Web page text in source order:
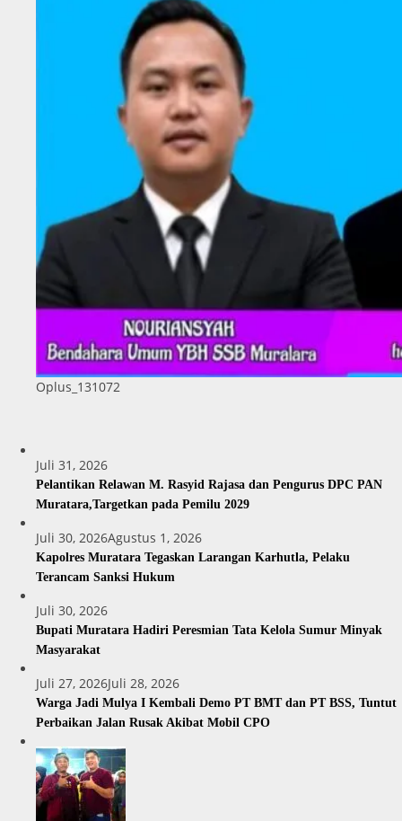
Oplus_131072
Juli 31, 2026
Pelantikan Relawan M. Rasyid Rajasa dan Pengurus DPC PAN
Muratara,Targetkan pada Pemilu 2029
Juli 30, 2026Agustus 1, 2026
Kapolres Muratara Tegaskan Larangan Karhutla, Pelaku
Terancam Sanksi Hukum
Juli 30, 2026
Bupati Muratara Hadiri Peresmian Tata Kelola Sumur Minyak
Masyarakat
Juli 27, 2026Juli 28, 2026
Warga Jadi Mulya I Kembali Demo PT BMT dan PT BSS, Tuntut
Perbaikan Jalan Rusak Akibat Mobil CPO